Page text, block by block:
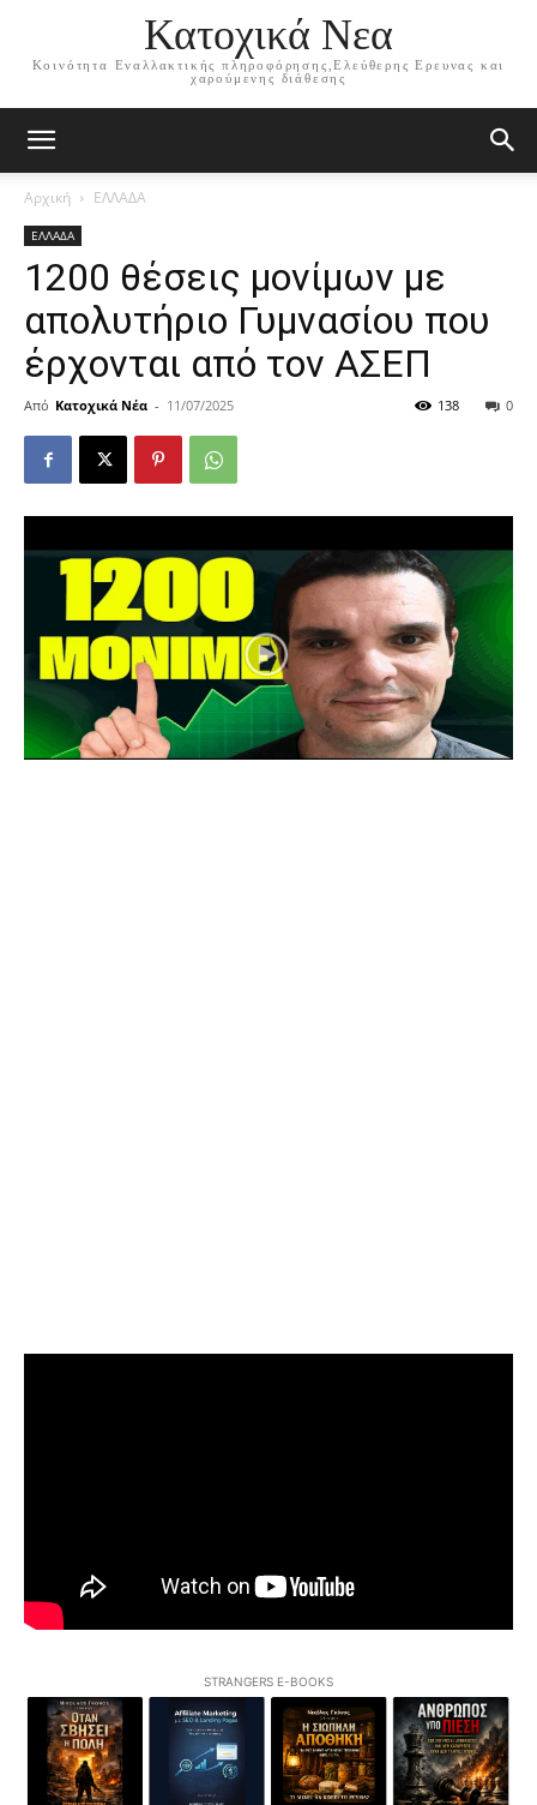
Κατοχικά Νεα
Κοινότητα Εναλλακτικής πληροφόρησης,Ελεύθερης Ερευνας και
χαρούμενης διάθεσης
Αρχική ΕΛΛΑΔΑ
ΕΛΛΑΔΑ
1200 θέσεις μονίμων με
απολυτήριο Γυμνασίου που
έρχονται από τον ΑΣΕΠ
Από Κατοχικά Νέα - 11/07/2025 0
138
STRANGERS E-BOOKS